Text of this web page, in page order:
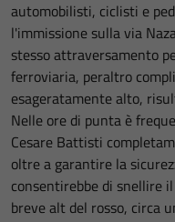
automobilisti, ciclisti e
l'immissione sulla via
stesso attraversamento
ferroviaria, peraltro
esageratamente alto,
Nelle ore di punta è
Cesare Battisti
oltre a garantire la
consentirebbe di snellire
breve alt del rosso, circa